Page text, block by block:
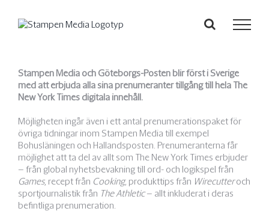
innehållet
Stampen Media och Göteborgs-Posten blir först i Sverige
med att erbjuda alla sina prenumeranter tillgång till hela The
New York Times digitala innehåll.
Möjligheten ingår även i ett antal prenumerationspaket för
övriga tidningar inom Stampen Media till exempel
Bohusläningen och Hallandsposten. Prenumeranterna får
möjlighet att ta del av allt som The New York Times erbjuder
– från global nyhetsbevakning till ord- och logikspel från
Games, recept från Cooking, produkttips från Wirecutteroch
sportjournalistik från The Athletic– allt inkluderat i deras
befintliga prenumeration.